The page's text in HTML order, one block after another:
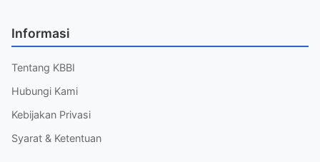
Informasi
Tentang KBBI
Hubungi Kami
Kebijakan Privasi
Syarat & Ketentuan